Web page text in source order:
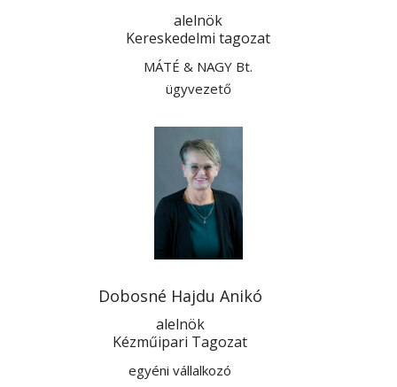
alelnök
Kereskedelmi tagozat
MÁTÉ & NAGY Bt.
ügyvezető
Dobosné Hajdu Anikó
alelnök
Kézműipari Tagozat
egyéni vállalkozó